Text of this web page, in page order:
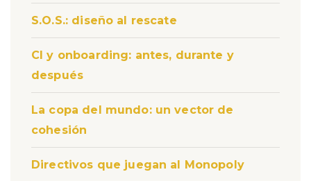
S.O.S.: diseño al rescate
CI y onboarding: antes, durante y
después
La copa del mundo: un vector de
cohesión
Directivos que juegan al Monopoly